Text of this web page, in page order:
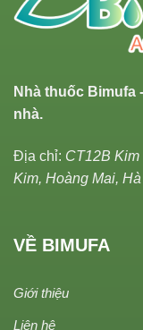
Nhà thuốc Bimufa
nhà.
Địa chỉ: CT12B
Kim, Hoàng Mai,
VỀ BIMUFA
Giới thiệu
Liên hệ